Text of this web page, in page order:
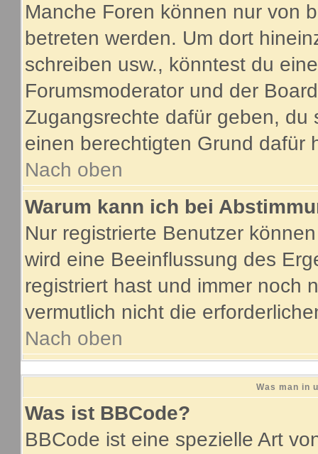
Manche Foren können nur von
betreten werden. Um dort
schreiben usw., könntest du
Forumsmoderator und der
Zugangsrechte dafür geben,
einen berechtigten Grund dafür
Nach oben
Warum kann ich bei
Nur registrierte Benutzer
wird eine Beeinflussung des
registriert hast und immer noch
vermutlich nicht die
Nach oben
Was man in
Was ist BBCode?
BBCode ist eine spezielle Art